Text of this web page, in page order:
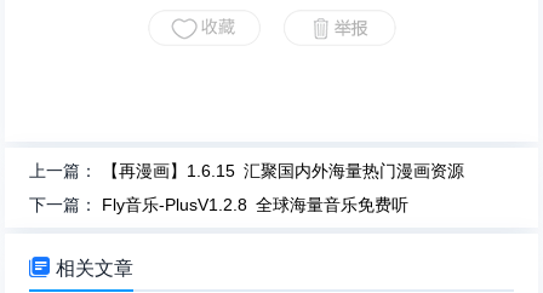
上一篇：
【再漫画】1.6.15 汇聚国内外海量热门漫画资源
下一篇： Fly音乐-PlusV1.2.8 全球海量音乐免费听
 相关文章